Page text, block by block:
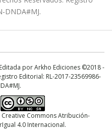
Sexual integral
sexual
educativos
y privada de las
de la Ciudad
DNDA#MJ.
por Arkho Ediciones ©2018 -
Editorial: RL-2017-23569986-
Creative Commons Atribución-
4.0 Internacional.